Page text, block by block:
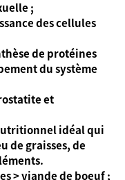
;
des cellules
de protéines
du système
et
idéal qui
de graisses, de
> viande de boeuf ;